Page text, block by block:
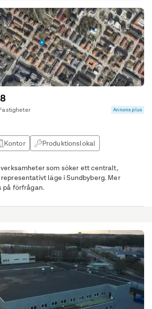
Annons plus
Kontor
Produktionslokal
som söker ett centralt,
läge i Sundbyberg. Mer
på förfrågan.